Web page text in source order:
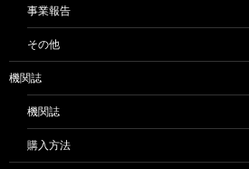
事業報告
その他
機関誌
機関誌
購入方法